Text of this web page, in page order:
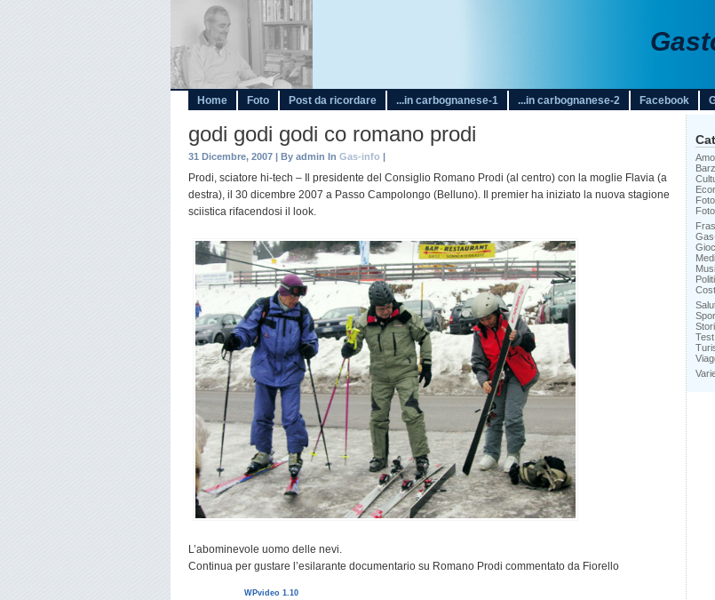
Home Foto Post da ricordare ...in carbognanese-1 ...in carbognanese-2 Facebook
godi godi godi co romano prodi
31 Dicembre, 2007 | By admin In Gas-info |
Prodi, sciatore hi-tech – Il presidente del Consiglio Romano Prodi (al centro) con la moglie Flavia (a
destra), il 30 dicembre 2007 a Passo Campolongo (Belluno). Il premier ha iniziato la nuova stagione
sciistica rifacendosi il look.
L’abominevole uomo delle nevi.
Continua per gustare l’esilarante documentario su Romano Prodi commentato da Fiorello
WPvideo 1.10
Foto
Test